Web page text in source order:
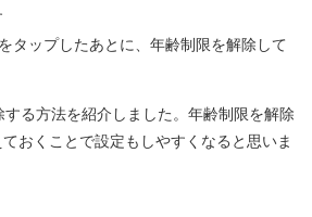
ップしたあとに、年齢制限を解除して
る方法を紹介しました。年齢制限を解除
おくことで設定もしやすくなると思いま